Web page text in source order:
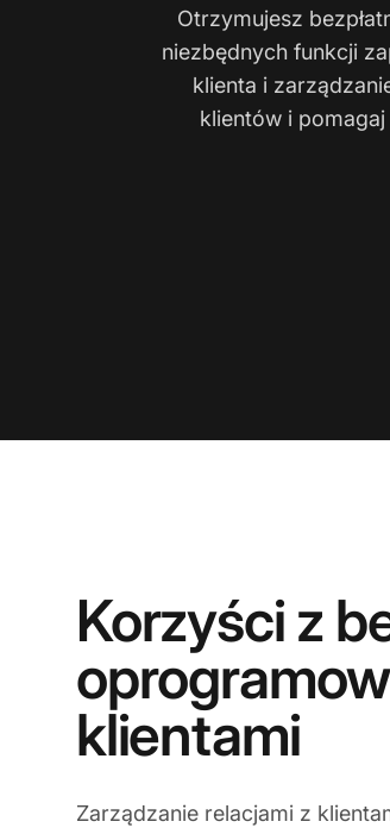
Otrzymujesz
niezbędnych funkcji
klienta i
klientów i
Korzyści z
klientami
Zarządzanie relacjami z